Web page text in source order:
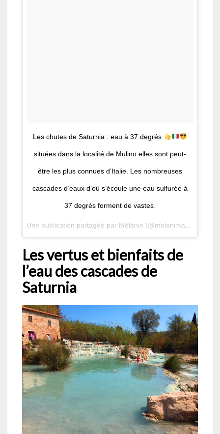
Les chutes de Saturnia : eau à 37 degrés
situées dans la localité de Mulino elles sont peut-
être les plus connues d’Italie. Les nombreuses
cascades d’eaux d’où s’écoule une eau sulfurée à
37 degrés forment de vastes.
Les vertus et bienfaits de
l’eau des cascades de
Saturnia